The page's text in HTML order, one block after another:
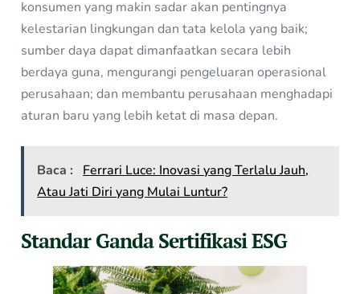
konsumen yang makin sadar akan pentingnya
kelestarian lingkungan dan tata kelola yang baik;
sumber daya dapat dimanfaatkan secara lebih
berdaya guna, mengurangi pengeluaran operasional
perusahaan; dan membantu perusahaan menghadapi
aturan baru yang lebih ketat di masa depan.
Baca :
Ferrari Luce: Inovasi yang Terlalu Jauh,
Atau Jati Diri yang Mulai Luntur?
Standar Ganda Sertifikasi ESG